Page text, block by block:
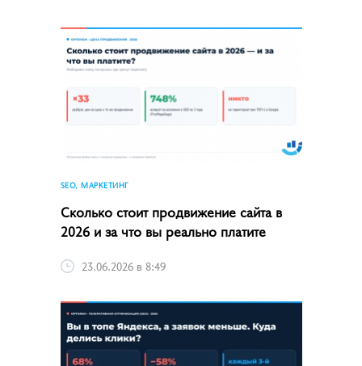
SEO, МАРКЕТИНГ
Сколько стоит продвижение сайта в
2026 и за что вы реально платите
23.06.2026 в 8:49